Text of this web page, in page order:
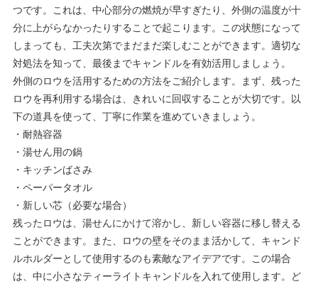
つです。これは、中心部分の燃焼が早すぎたり、外側の温度が十
分に上がらなかったりすることで起こります。この状態になって
しまっても、工夫次第でまだまだ楽しむことができます。適切な
対処法を知って、最後までキャンドルを有効活用しましょう。
外側のロウを活用するための方法をご紹介します。まず、残った
ロウを再利用する場合は、きれいに回収することが大切です。以
下の道具を使って、丁寧に作業を進めていきましょう。
・耐熱容器
・湯せん用の鍋
・キッチンばさみ
・ペーパータオル
・新しい芯（必要な場合）
残ったロウは、湯せんにかけて溶かし、新しい容器に移し替える
ことができます。また、ロウの壁をそのまま活かして、キャンド
ルホルダーとして使用するのも素敵なアイデアです。この場合
は、中に小さなティーライトキャンドルを入れて使用します。ど